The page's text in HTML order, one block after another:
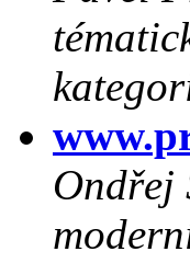
Ondřej